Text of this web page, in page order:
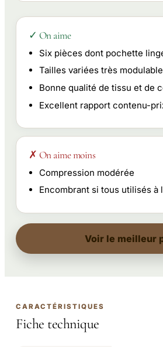
✓ On aime
Six pièces dont pochette
Tailles variées très
Bonne qualité de tissu et de
Excellent rapport contenu-
✗ On aime moins
Compression modérée
Encombrant si tous utilisés à
Voir le meilleur
CARACTÉRISTIQUES
Fiche technique